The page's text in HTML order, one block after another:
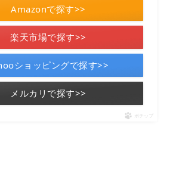
Amazonで探す>>
楽天市場で探す>>
ショッピングで探す>>
メルカリで探す>>
ポチップ